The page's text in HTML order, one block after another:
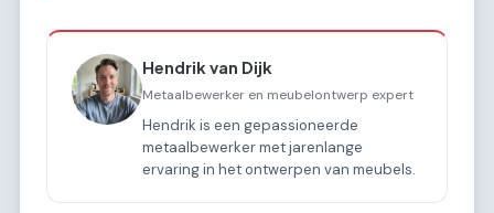
Hendrik van Dijk
Metaalbewerker en meubelontwerp expert
Hendrik is een gepassioneerde
metaalbewerker met jarenlange
ervaring in het ontwerpen van meubels.